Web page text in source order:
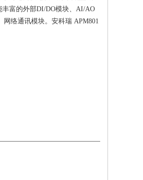
富的外部DI/DO模块、AI/AO
网络通讯模块。安科瑞 APM801